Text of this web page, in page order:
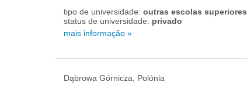
tipo de universidade: outras escolas superiores
status de universidade: privado
mais informação »
Dąbrowa Górnicza, Polónia